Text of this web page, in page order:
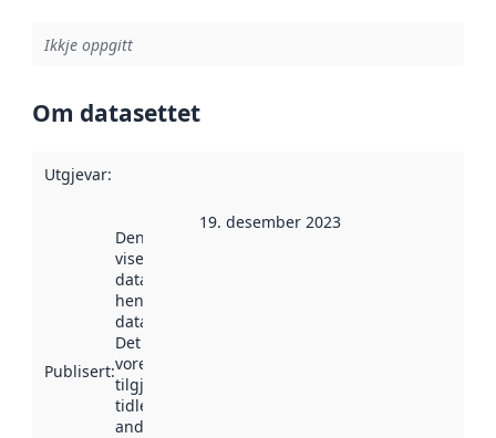
Ikkje oppgitt
Om datasettet
Utgjevar:
Publisert:
Denne datoen
viser når
datasettet vart
henta inn av
data.norge.no.
Det kan ha
vore
tilgjengeleg
tidlegare
andre stader.
19. desember 2023